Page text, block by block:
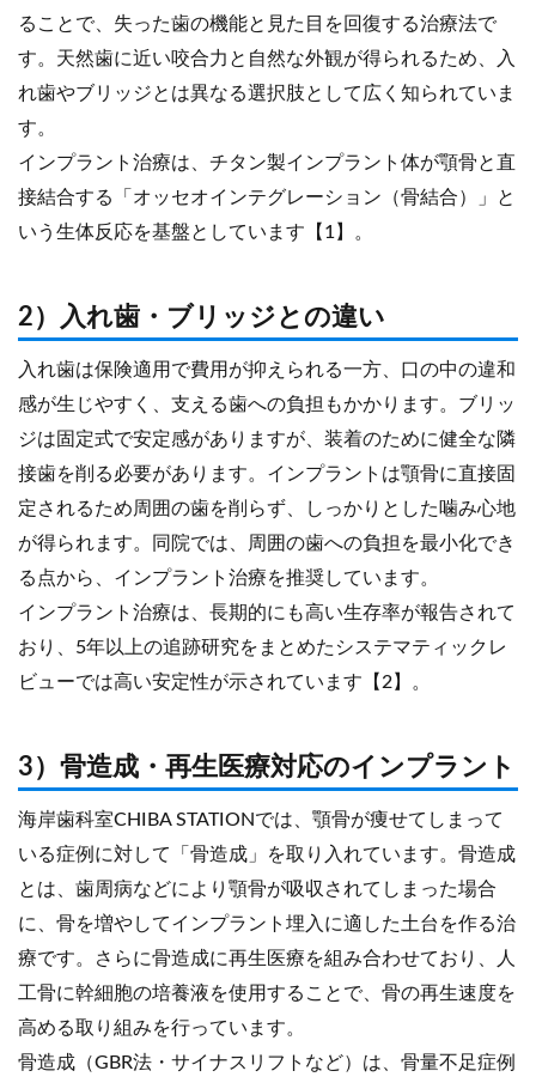
ることで、失った歯の機能と見た目を回復する治療法で
す。天然歯に近い咬合力と自然な外観が得られるため、入
れ歯やブリッジとは異なる選択肢として広く知られていま
す。
インプラント治療は、チタン製インプラント体が顎骨と直
接結合する「オッセオインテグレーション（骨結合）」と
いう生体反応を基盤としています【1】。
2）入れ歯・ブリッジとの違い
入れ歯は保険適用で費用が抑えられる一方、口の中の違和
感が生じやすく、支える歯への負担もかかります。ブリッ
ジは固定式で安定感がありますが、装着のために健全な隣
接歯を削る必要があります。インプラントは顎骨に直接固
定されるため周囲の歯を削らず、しっかりとした噛み心地
が得られます。同院では、周囲の歯への負担を最小化でき
る点から、インプラント治療を推奨しています。
インプラント治療は、長期的にも高い生存率が報告されて
おり、5年以上の追跡研究をまとめたシステマティックレ
ビューでは高い安定性が示されています【2】。
3）骨造成・再生医療対応のインプラント
海岸歯科室CHIBA STATIONでは、顎骨が痩せてしまって
いる症例に対して「骨造成」を取り入れています。骨造成
とは、歯周病などにより顎骨が吸収されてしまった場合
に、骨を増やしてインプラント埋入に適した土台を作る治
療です。さらに骨造成に再生医療を組み合わせており、人
工骨に幹細胞の培養液を使用することで、骨の再生速度を
高める取り組みを行っています。
骨造成（GBR法・サイナスリフトなど）は、骨量不足症例